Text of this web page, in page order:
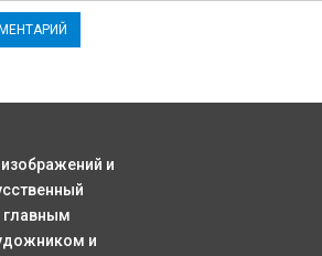
и
главным
и